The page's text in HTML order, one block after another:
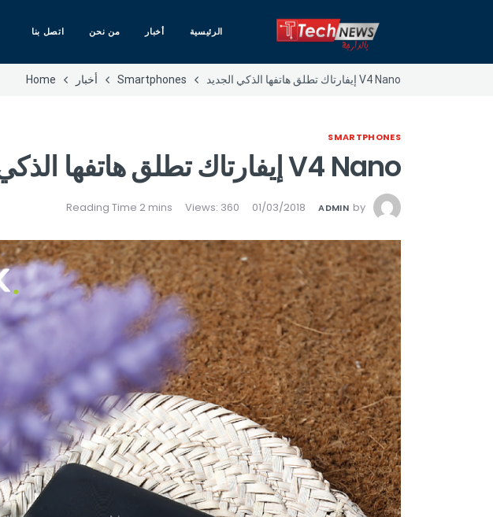
الرئيسية أخبار من نحن اتصل بنا
V4 Nano إيفارتاك تطلق هاتفها الذكي الجديد Smartphones أخبار Home
SMARTPHONES
V4 Nano إيفارتاك تطلق هاتفها الذكي الجديد
by
ADMIN
01/03/2018
Views: 360